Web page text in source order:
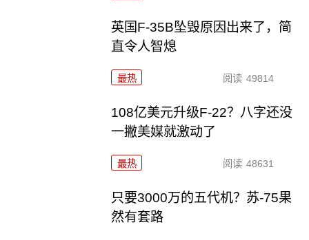
英国F-35B坠毁原因出来了，简
直令人智熄
最热 阅读 49814
108亿美元升级F-22？八字还没
一撇美媒就激动了
最热 阅读 48631
只要3000万的五代机？苏-75果
然有套路